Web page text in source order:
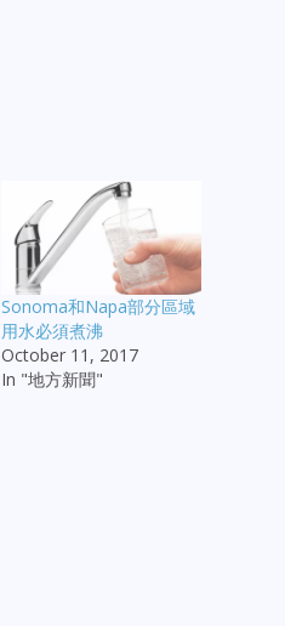
Sonoma和Napa部分區域
用水必須煮沸
October 11, 2017
In "地方新聞"